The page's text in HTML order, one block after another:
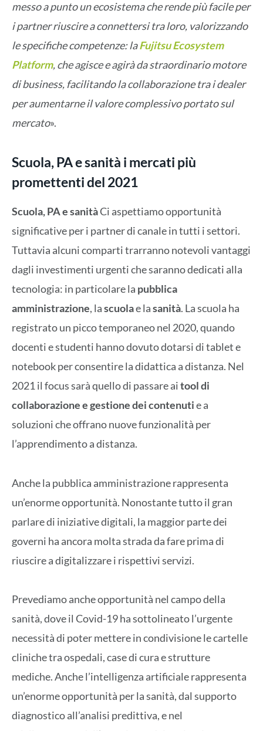
messo a punto un ecosistema che rende più facile per
i partner riuscire a connettersi tra loro, valorizzando
le specifiche competenze: laFujitsu Ecosystem
Platform, che agisce e agirà da straordinario motore
di business, facilitando la collaborazione tra i dealer
per aumentarne il valore complessivo portato sul
mercato».
Scuola, PA e sanità i mercati più
promettenti del 2021
Scuola, PA e sanitàCi aspettiamo opportunità
significative per i partner di canale in tutti i settori.
Tuttavia alcuni comparti trarranno notevoli vantaggi
dagli investimenti urgenti che saranno dedicati alla
tecnologia: in particolare la pubblica
amministrazione, lascuolae lasanità. La scuola ha
registrato un picco temporaneo nel 2020, quando
docenti e studenti hanno dovuto dotarsi di tablet e
notebook per consentire la didattica a distanza. Nel
2021 il focus sarà quello di passare aitool di
collaborazione e gestione dei contenutie a
soluzioni che offrano nuove funzionalità per
l’apprendimento a distanza.
Anche la pubblica amministrazione rappresenta
un’enorme opportunità. Nonostante tutto il gran
parlare di iniziative digitali, la maggior parte dei
governi ha ancora molta strada da fare prima di
riuscire a digitalizzare i rispettivi servizi.
Prevediamo anche opportunità nel campo della
sanità, dove il Covid-19 ha sottolineato l’urgente
necessità di poter mettere in condivisione le cartelle
cliniche tra ospedali, case di cura e strutture
mediche. Anche l’intelligenza artificiale rappresenta
un’enorme opportunità per la sanità, dal supporto
diagnostico all’analisi predittiva, e nel